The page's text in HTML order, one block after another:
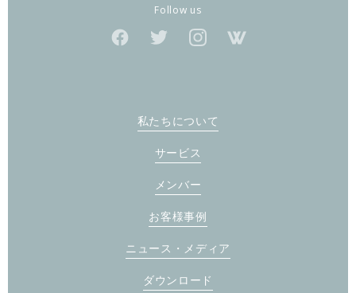
Follow us
私たちについて
サービス
メンバー
お客様事例
ニュース・メディア
ダウンロード